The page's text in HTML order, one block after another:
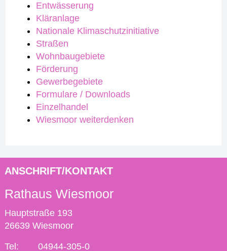
Entwässerung
Kläranlage
Nationale Klimaschutzinitiative
Straßen
Wohnbaugebiete
Förderung
Gewerbegebiete
Formulare / Downloads
Einzelhandel
Wiesmoor weiterdenken
ANSCHRIFT/KONTAKT
Rathaus Wiesmoor
Hauptstraße 193
26639 Wiesmoor
Tel: 04944-305-0